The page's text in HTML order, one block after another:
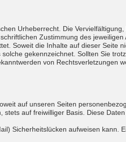
Urheberrecht. Die Vervielfältigung,
Zustimmung des jeweiligen
Soweit die Inhalte auf dieser Seite
gekennzeichnet. Sollten Sie
von Rechtsverletzungen
auf unseren Seiten
auf freiwilliger Basis. Diese
Sicherheitslücken aufweisen kann.